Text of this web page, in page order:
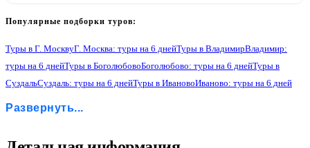
1
Популярные подборки туров:
Туры в Г. МосквуГ. Москва: туры на 6 днейТуры в ВладимирВладимир:
туры на 6 днейТуры в БоголюбовоБоголюбово: туры на 6 днейТуры в
СуздальСуздаль: туры на 6 днейТуры в ИвановоИваново: туры на 6 дней
Ярославль: туры на 6 дней
Переславль-Залесский: туры на 6 дней
Развернуть...